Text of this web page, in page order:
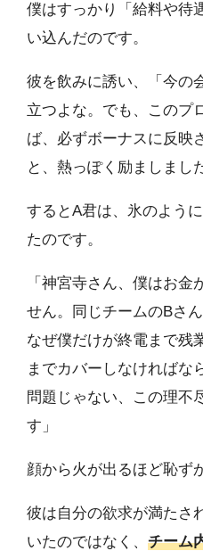
僕はすっかり「給料や待
い込んだのです。
彼を飲みに誘い、「今の
立つよな。でも、このプ
ば、必ずボーナスに反映
と、熱っぽく励ましまし
するとA君は、氷のよう
たのです。
「神宮寺さん、僕はお金
せん。同じチームのBさ
なぜ僕だけが終電まで残
までカバーしなければな
問題じゃない、この理不
す」
顔から火が出るほど恥ず
彼は自分の欲求が満たさ
いたのではなく、 チーム